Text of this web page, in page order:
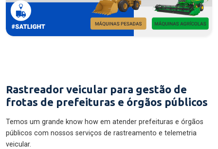
Rastreador veicular para gestão de
frotas de prefeituras e órgãos públicos
Temos um grande know how em atender prefeituras e órgãos
públicos com nossos serviços de rastreamento e telemetria
veicular.